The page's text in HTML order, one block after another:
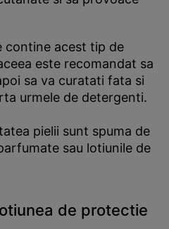
contine acest tip de
este recomandat sa
sa va curatati fata si
urmele de detergenti.
pielii sunt spuma de
sau lotiunile de
de protectie